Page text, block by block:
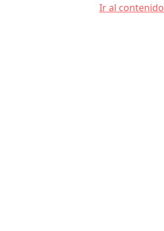
Ir al contenido